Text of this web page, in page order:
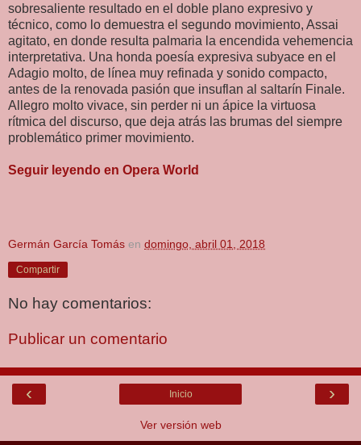
sobresaliente resultado en el doble plano expresivo y
técnico, como lo demuestra el segundo movimiento, Assai
agitato, en donde resulta palmaria la encendida vehemencia
interpretativa. Una honda poesía expresiva subyace en el
Adagio molto, de línea muy refinada y sonido compacto,
antes de la renovada pasión que insuflan al saltarín Finale.
Allegro molto vivace, sin perder ni un ápice la virtuosa
rítmica del discurso, que deja atrás las brumas del siempre
problemático primer movimiento.
Seguir leyendo en Opera World
Germán García Tomás en domingo, abril 01, 2018
Compartir
No hay comentarios:
Publicar un comentario
‹ ›
Inicio
Ver versión web